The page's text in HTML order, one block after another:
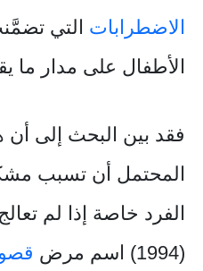
الاضطرابات التي
الأطفال على مدار ما
فقد بين البحث إلى
المحتمل أن تسبب
الفرد خاصة إذا لم
(1994) اسم مرض